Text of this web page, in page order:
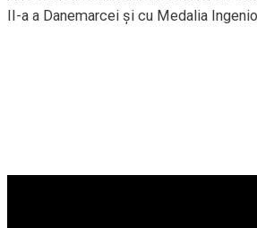
II-a a Danemarcei și cu Medalia